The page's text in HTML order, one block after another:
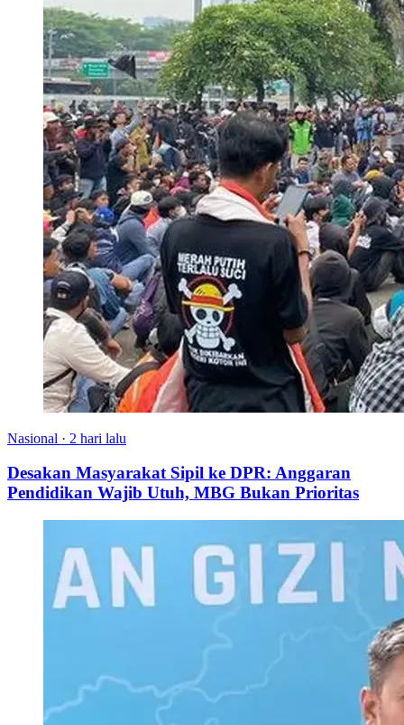
Nasional · 2 hari lalu
Desakan Masyarakat Sipil ke DPR: Anggaran
Pendidikan Wajib Utuh, MBG Bukan Prioritas